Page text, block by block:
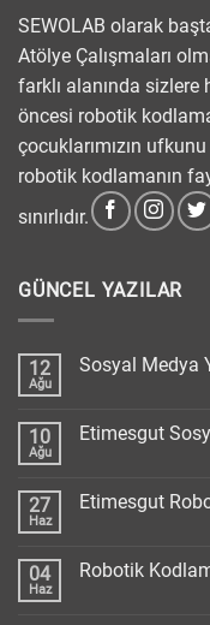
SEWOLAB olarak
Atölye Çalışmaları
farklı alanında
öncesi robotik
çocuklarımızın
robotik kodlamanın
sınırlıdır.
GÜNCEL YAZILAR
12
Ağu
Sosyal Medya
10
Ağu
Etimesgut
27
Haz
Etimesgut
04
Haz
Robotik